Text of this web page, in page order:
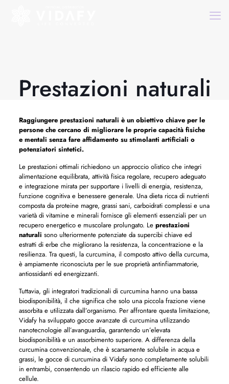
Prestazioni naturali
Raggiungere prestazioni naturali è un obiettivo chiave per le
persone che cercano di migliorare le proprie capacità fisiche
e mentali senza fare affidamento su stimolanti artificiali o
potenziatori sintetici.
Le prestazioni ottimali richiedono un approccio olistico che integri
alimentazione equilibrata, attività fisica regolare, recupero adeguato
e integrazione mirata per supportare i livelli di energia, resistenza,
funzione cognitiva e benessere generale. Una dieta ricca di nutrienti
composta da proteine ​​magre, grassi sani, carboidrati complessi e una
varietà di vitamine e minerali fornisce gli elementi essenziali per un
recupero energetico e muscolare prolungato. Le prestazioni
naturali sono ulteriormente potenziate da supercibi chiave ed
estratti di erbe che migliorano la resistenza, la concentrazione e la
resilienza. Tra questi, la curcumina, il composto attivo della curcuma,
è ampiamente riconosciuta per le sue proprietà antinfiammatorie,
antiossidanti ed energizzanti.
Tuttavia, gli integratori tradizionali di curcumina hanno una bassa
biodisponibilità, il che significa che solo una piccola frazione viene
assorbita e utilizzata dall’organismo. Per affrontare questa limitazione,
Vidafy ha sviluppato gocce avanzate di curcumina utilizzando
nanotecnologie all’avanguardia, garantendo un’elevata
biodisponibilità e un assorbimento superiore. A differenza della
curcumina convenzionale, che è scarsamente solubile in acqua e
grassi, le gocce di curcumina di Vidafy sono completamente solubili
in entrambi, consentendo un rilascio rapido ed efficiente alle
cellule.